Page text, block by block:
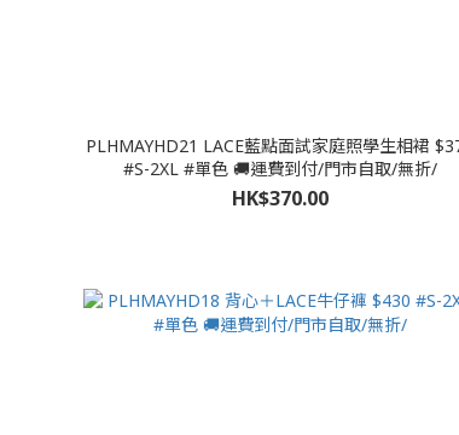
PLHMAYHD21 LACE藍點面試家庭照學生相裙 $370
#S-2XL #單色 🚚運費到付/門市自取/無折/
HK$370.00